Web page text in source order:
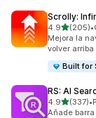
Scrolly:
4.9de 5(205)
205 reseñas•
Mejora la
volver arriba
Built for
RS: AI
4.9de 5(337)
337 •
Añade